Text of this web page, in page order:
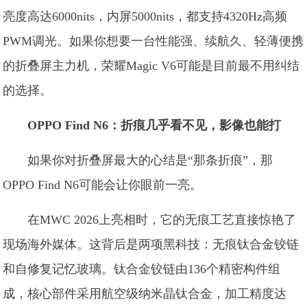
亮度高达6000nits，内屏5000nits，都支持4320Hz高频
PWM调光。如果你想要一台性能强、续航久、轻薄便携
的折叠屏主力机，荣耀Magic V6可能是目前最不用纠结
的选择。
OPPO Find N6：折痕几乎看不见，影像也能打
如果你对折叠屏最大的心结是“那条折痕”，那
OPPO Find N6可能会让你眼前一亮。
在MWC 2026上亮相时，它的无痕工艺直接惊艳了
现场海外媒体。这背后是两项黑科技：无痕钛合金铰链
和自修复记忆玻璃。钛合金铰链由136个精密构件组
成，核心部件采用航空级纳米晶钛合金，加工精度达